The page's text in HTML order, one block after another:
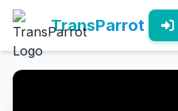
TransParrot